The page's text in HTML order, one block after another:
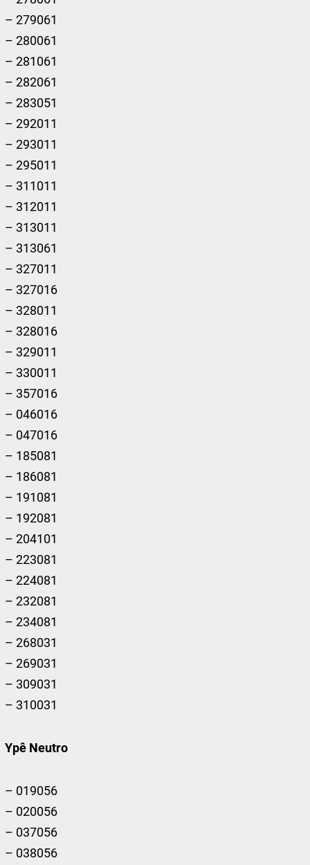
– 279061
– 280061
– 281061
– 282061
– 283051
– 292011
– 293011
– 295011
– 311011
– 312011
– 313011
– 313061
– 327011
– 327016
– 328011
– 328016
– 329011
– 330011
– 357016
– 046016
– 047016
– 185081
– 186081
– 191081
– 192081
– 204101
– 223081
– 224081
– 232081
– 234081
– 268031
– 269031
– 309031
– 310031
Ypê Neutro
– 019056
– 020056
– 037056
– 038056